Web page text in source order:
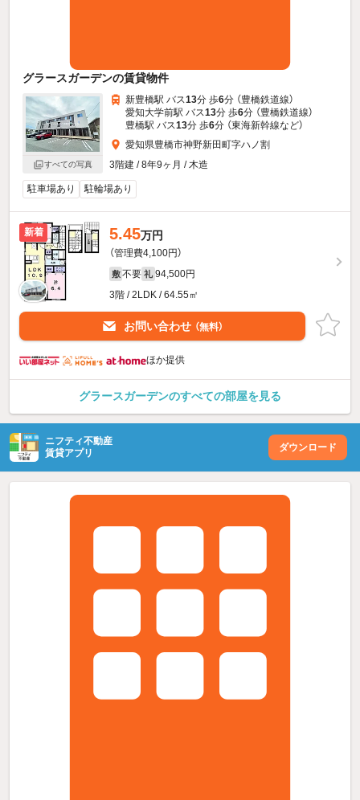
グラースガーデンの賃貸物件
すべての写真
新豊橋駅 バス13分 歩6分 （豊橋鉄道線）
愛知大学前駅 バス13分 歩6分 （豊橋鉄道線）
豊橋駅 バス13分 歩6分 （東海新幹線など）
愛知県豊橋市神野新田町字ハノ割
3階建 / 8年9ヶ月 / 木造
駐車場あり 駐輪場あり
新着 5.45万円
（管理費4,100円）
敷 不要 礼 94,500円
3階 / 2LDK / 64.55㎡
お問い合わせ （無料）
ほか提供
グラースガーデンのすべての部屋を見る
ニフティ不動産
賃貸アプリ
ダウンロード